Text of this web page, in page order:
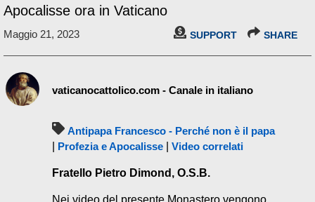
Apocalisse ora in Vaticano
Maggio 21, 2023 SUPPORT SHARE
vaticanocattolico.com - Canale in italiano
Antipapa Francesco - Perché non è il papa
Profezia e Apocalisse Video correlati
Fratello Pietro Dimond, O.S.B.